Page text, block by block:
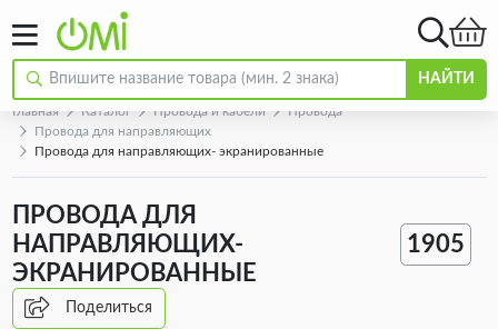
НАЙТИ
Главная Каталог Провода и кабели
Провода
Провода для направляющих
Провода для направляющих- экранированные
ПРОВОДА ДЛЯ
НАПРАВЛЯЮЩИХ-
ЭКРАНИРОВАННЫЕ
1905
Поделиться